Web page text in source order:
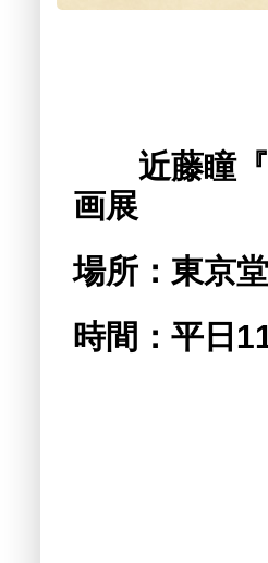
2026
近藤瞳『
画展
場所：東京
時間：平日